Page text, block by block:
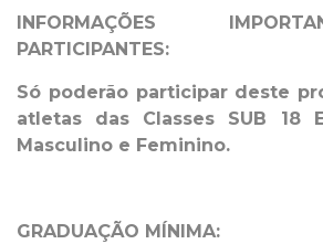
INFORMAÇÕES
PARTICIPANTES:
Só poderão participar deste
atletas das Classes SUB 18
Masculino e Feminino.
GRADUAÇÃO MÍNIMA: